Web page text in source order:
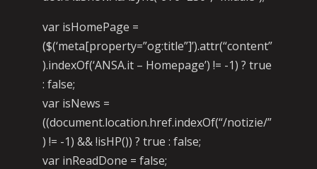
var isHomePage =
($(‘meta[property=”og:title”]’).attr(“content”
).indexOf(‘ANSA.it – Homepage’) != -1) ? true
: false;
var isNews =
((document.location.href.indexOf(“/notizie/”
) != -1) && !isHP()) ? true : false;
var inReadDone = false;